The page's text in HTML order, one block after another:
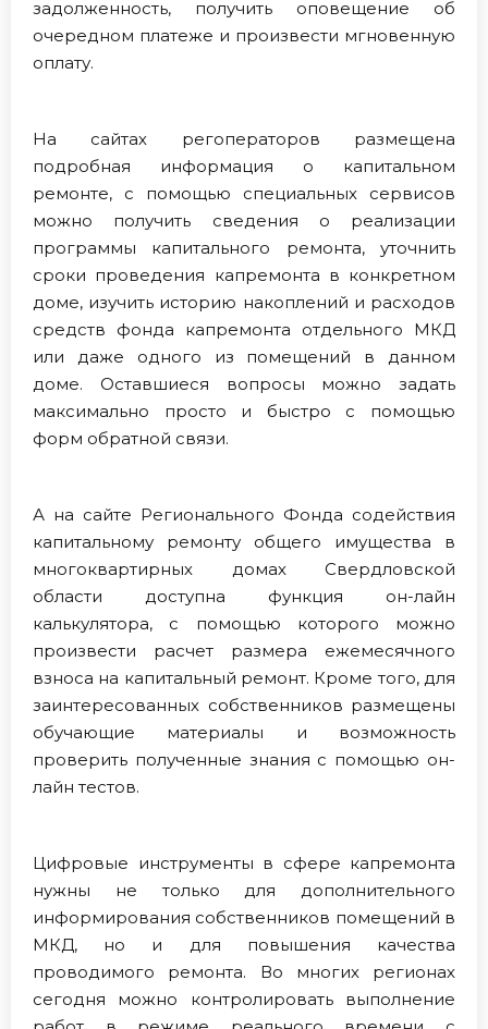
задолженность, получить оповещение об
очередном платеже и произвести мгновенную
оплату.
На сайтах регоператоров размещена
подробная информация о капитальном
ремонте, с помощью специальных сервисов
можно получить сведения о реализации
программы капитального ремонта, уточнить
сроки проведения капремонта в конкретном
доме, изучить историю накоплений и расходов
средств фонда капремонта отдельного МКД
или даже одного из помещений в данном
доме. Оставшиеся вопросы можно задать
максимально просто и быстро с помощью
форм обратной связи.
А на сайте Регионального Фонда содействия
капитальному ремонту общего имущества в
многоквартирных домах Свердловской
области доступна функция он-лайн
калькулятора, с помощью которого можно
произвести расчет размера ежемесячного
взноса на капитальный ремонт. Кроме того, для
заинтересованных собственников размещены
обучающие материалы и возможность
проверить полученные знания с помощью он-
лайн тестов.
Цифровые инструменты в сфере капремонта
нужны не только для дополнительного
информирования собственников помещений в
МКД, но и для повышения качества
проводимого ремонта. Во многих регионах
сегодня можно контролировать выполнение